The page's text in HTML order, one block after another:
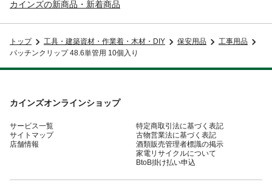
カインズの新商品・新着商品
トップ 工具・建築資材・作業着・木材・DIY 保安用品
工事用品
パッチンクリップ 48.6単管用 10個入り
カインズオンラインショップ
サービス一覧
サイトマップ
店舗情報
特定商取引法に基づく表記
古物営業法に基づく表記
酒類販売管理者標識の掲示
家電リサイクルについて
BtoB掛け払い申込